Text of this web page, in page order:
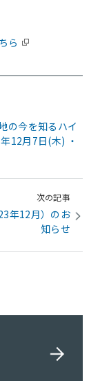
ら
の今を知るハイ
12月7日(木) ・
次の記事
年12月）のお
知らせ